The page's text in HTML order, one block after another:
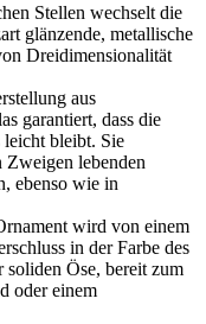
Stellen wechselt die
glänzende, metallische
Dreidimensionalität
aus
garantiert, dass die
leicht bleibt. Sie
Zweigen lebenden
ebenso wie in
wird von einem
in der Farbe des
soliden Öse, bereit zum
oder einem